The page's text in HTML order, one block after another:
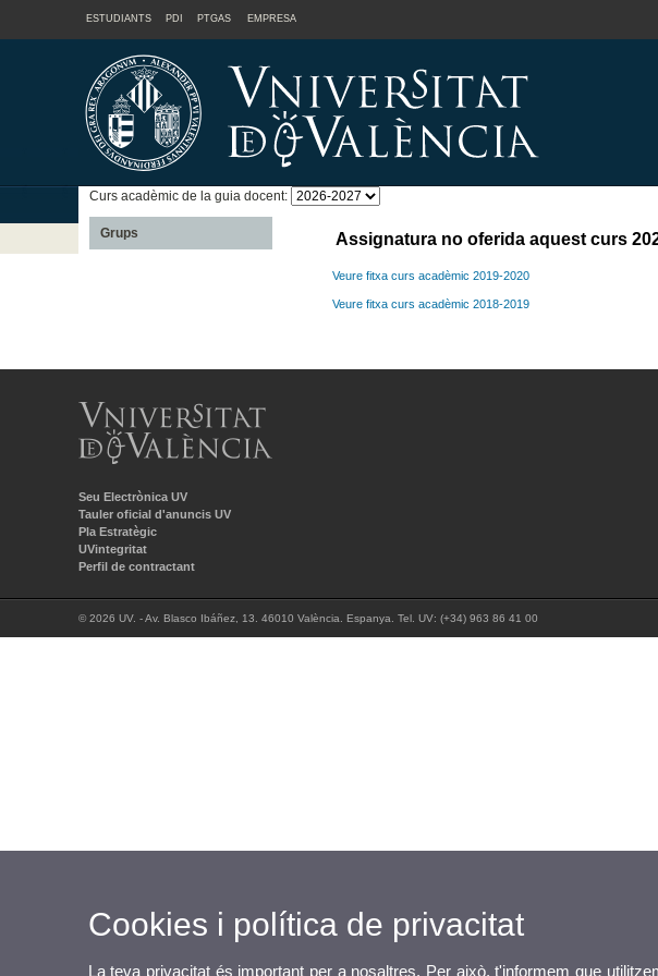
ESTUDIANTS PDI PTGAS EMPRESA
Curs acadèmic de la guia docent:
Grups Assignatura no oferida aquest curs
Veure fitxa curs acadèmic 2019-2020
Veure fitxa curs acadèmic 2018-2019
Seu Electrònica UV
Tauler oficial d'anuncis UV
Pla Estratègic
UVintegritat
Perfil de contractant
© 2026 UV. - Av. Blasco Ibáñez, 13. 46010 València. Espanya. Tel. UV: (+34) 963 86 41 00
Cookies i política de privacitat
La teva privacitat és important per a nosaltres. Per això, t'informem que